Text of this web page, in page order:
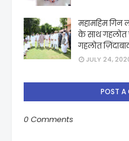
महामहिम गिन
के साथ गहलोत
गहलोत
JULY 24,
POST A
0 Comments